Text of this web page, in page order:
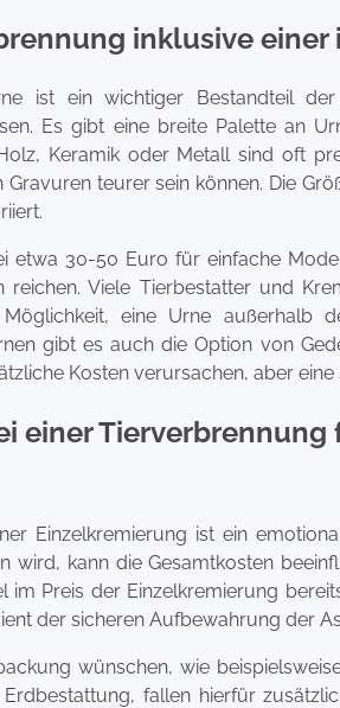
inklusive
ist ein wichtiger Bestandteil
Es gibt eine breite Palette an
Keramik oder Metall sind oft
teurer sein können. Die
etwa 30-50 Euro für einfache
Viele Tierbestatter und
eine Urne außerhalb
gibt es auch die Option von
Kosten verursachen, aber
einer
Einzelkremierung ist ein
wird, kann die Gesamtkosten
im Preis der Einzelkremierung
der sicheren Aufbewahrung der
wünschen, wie
fallen hierfür